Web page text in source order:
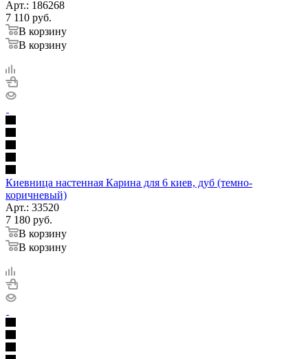
Арт.: 186268
7 110 руб.
В корзину
В корзину
Киевница настенная Карина для 6 киев, дуб (темно-
коричневый)
Арт.: 33520
7 180 руб.
В корзину
В корзину